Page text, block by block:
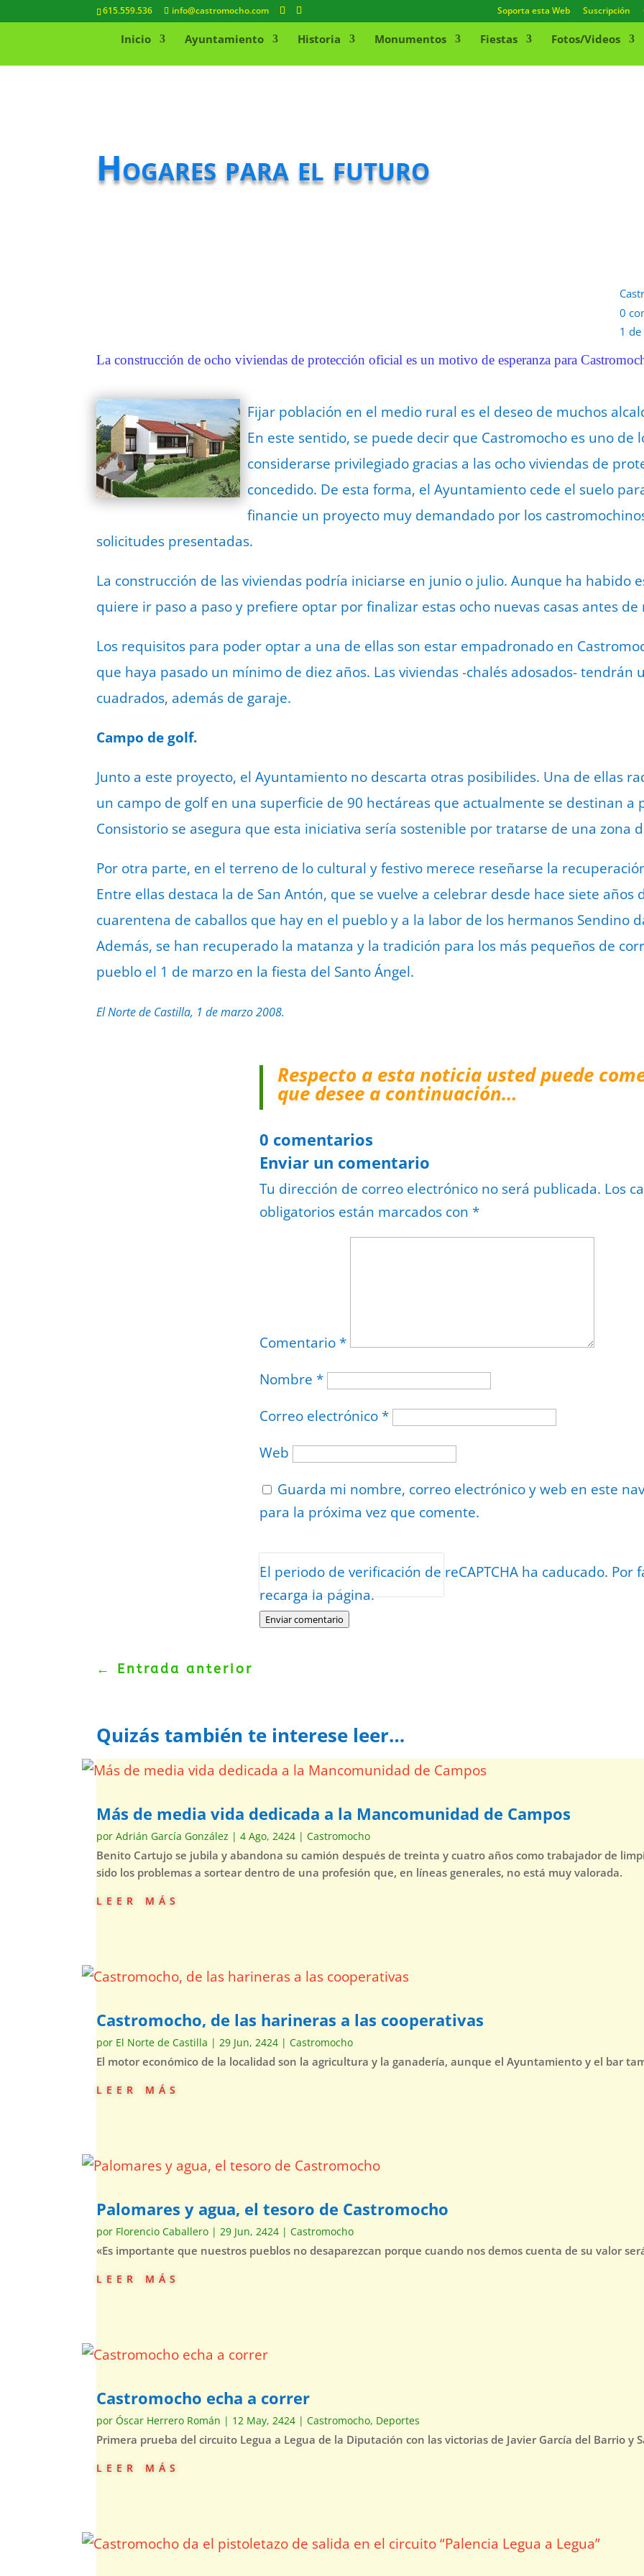
615.559.536 info@castromocho.com Soporta esta Web Suscripción
Inicio Ayuntamiento Historia Monumentos Fiestas Fotos/Videos
Hogares para el futuro
0
1
La construcción de ocho viviendas de protección oficial es un motivo de esperanza para
Fijar población en el medio rural es el deseo de muchos
En este sentido, se puede decir que Castromocho es uno de
considerarse privilegiado gracias a las ocho viviendas de
concedido. De esta forma, el Ayuntamiento cede el suelo
financie un proyecto muy demandado por los
solicitudes presentadas.
La construcción de las viviendas podría iniciarse en junio o julio. Aunque ha habido
quiere ir paso a paso y prefiere optar por finalizar estas ocho nuevas casas antes
Los requisitos para poder optar a una de ellas son estar empadronado en
que haya pasado un mínimo de diez años. Las viviendas -chalés adosados- tendrán
cuadrados, además de garaje.
Campo de golf.
Junto a este proyecto, el Ayuntamiento no descarta otras posibilides. Una de ellas
un campo de golf en una superficie de 90 hectáreas que actualmente se destinan a
Consistorio se asegura que esta iniciativa sería sostenible por tratarse de una zona
Por otra parte, en el terreno de lo cultural y festivo merece reseñarse la
Entre ellas destaca la de San Antón, que se vuelve a celebrar desde hace siete años
cuarentena de caballos que hay en el pueblo y a la labor de los hermanos Sendino
Además, se han recuperado la matanza y la tradición para los más pequeños de
pueblo el 1 de marzo en la fiesta del Santo Ángel.
El Norte de Castilla, 1 de marzo 2008.
Respecto a esta noticia usted puede
que desee a continuación…
0 comentarios
Enviar un comentario
Tu dirección de correo electrónico no será publicada. Los
obligatorios están marcados con *
Comentario *
Nombre *
Correo electrónico *
Web
Guarda mi nombre, correo electrónico y web en este
para la próxima vez que comente.
El periodo de verificación de reCAPTCHA ha caducado. Por
recarga la página.
Enviar comentario
Protegidos por reCAPTCHA
Términos
← Entrada anterior
Quizás también te interese leer…
Más de media vida dedicada a la Mancomunidad de Campos
porAdrián García González |4 Ago, 2424 |Castromocho
Benito Cartujo se jubila y abandona su camión después de treinta y cuatro años como trabajador de
sido los problemas a sortear dentro de una profesión que, en líneas generales, no está muy valorada.
leer más
Castromocho, de las harineras a las cooperativas
por El Norte de Castilla | 29 Jun, 2424 |Castromocho
El motor económico de la localidad son la agricultura y la ganadería, aunque el Ayuntamiento y el bar
leer más
Palomares y agua, el tesoro de Castromocho
por Florencio Caballero | 29 Jun, 2424 |Castromocho
«Es importante que nuestros pueblos no desaparezcan porque cuando nos demos cuenta de su valor
leer más
Castromocho echa a correr
porÓscar Herrero Román | 12 May, 2424 |Castromocho, Deportes
Primera prueba del circuito Legua a Legua de la Diputación con las victorias de Javier García del Barrio y
leer más